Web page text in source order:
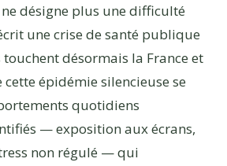
ne désigne plus une difficulté
une crise de santé publique
désormais la France et
cette épidémie silencieuse se
quotidiens
— exposition aux écrans,
non régulé — qui